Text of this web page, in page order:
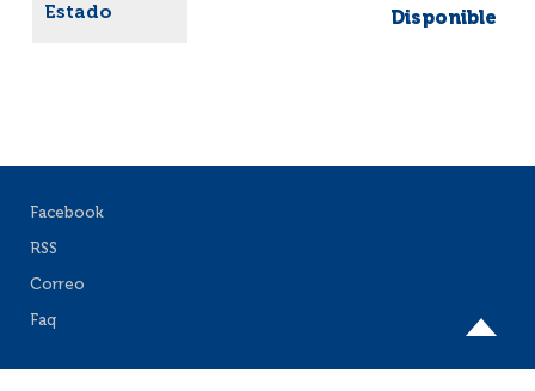
Disponible
Facebook
RSS
Correo
Faq